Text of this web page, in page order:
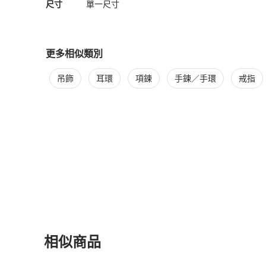
尺寸 單一尺寸
更多相似類別
更多Hermès女士配件 相似商品推薦
吊飾 耳環 項鍊 手鍊／手環 戒指
相似商品